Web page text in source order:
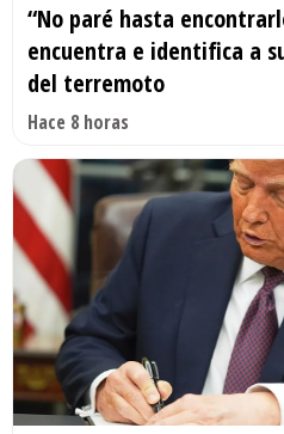
“No paré hasta
encuentra e identifica a
del terremoto
Hace 8 horas